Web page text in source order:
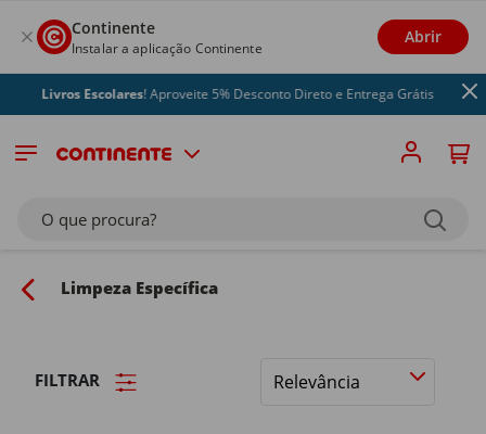
Continente
Instalar a aplicação Continente
Abrir
Escolares! Aproveite 5% Desconto Direto e Entrega Grátis
O que procura?
Limpeza Específica
FILTRAR
Ordenar